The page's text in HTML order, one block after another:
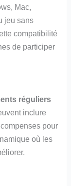
Mac,
jeu sans
compatibilité
de participer
réguliers
inclure
pour
où les